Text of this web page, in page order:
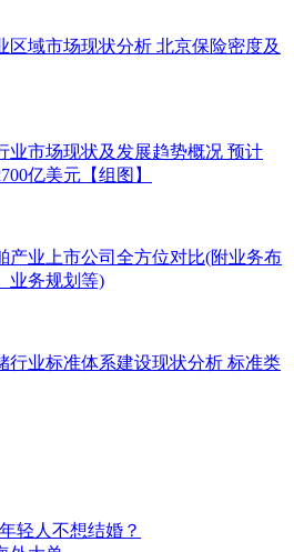
区域市场现状分析 北京保险密度及
业市场现状及发展趋势概况 预计
亿美元【组图】
产业上市公司全方位对比(附业务布
业务规划等)
行业标准体系建设现状分析 标准类
轻人不想结婚？